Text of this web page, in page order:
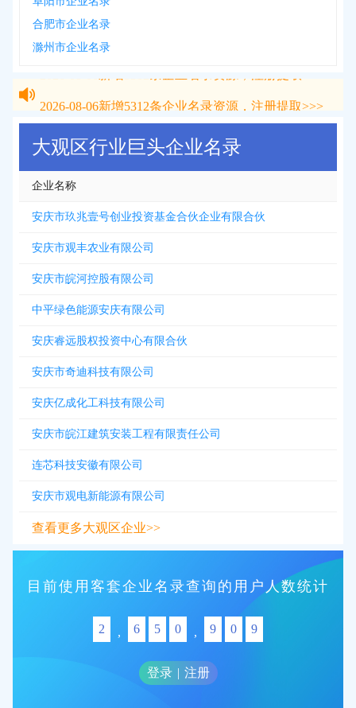
合肥市企业名录
滁州市企业名录
大观区行业巨头企业名录
企业名称
安庆市玖兆壹号创业投资基金合伙企业有限合伙
安庆市观丰农业有限公司
安庆市皖河控股有限公司
中平绿色能源安庆有限公司
安庆睿远股权投资中心有限合伙
安庆市奇迪科技有限公司
安庆亿成化工科技有限公司
安庆市皖江建筑安装工程有限责任公司
连芯科技安徽有限公司
安庆市观电新能源有限公司
查看更多大观区企业>>
目前使用客套企业名录查询的用户人数统计
2 , 6 5 0 , 9 0 9
登录 | 注册